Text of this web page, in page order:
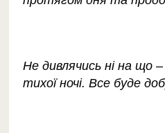
Не дивлячись ні на що
тихої ночі. Все буде